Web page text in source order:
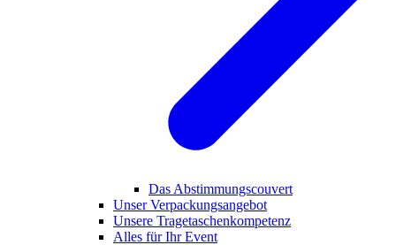
Das Abstimmungscouvert
Unser Verpackungsangebot
Unsere Tragetaschenkompetenz
Alles für Ihr Event